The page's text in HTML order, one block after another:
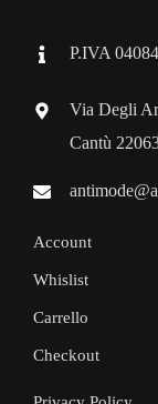
P.IVA
Via Degli
Cantù
Account
Whislist
Carrello
Checkout